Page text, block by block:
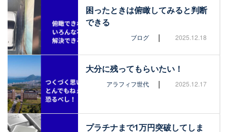
困ったときは俯瞰してみると判断
できる
ブログ | 2025.12.18
大分に残ってもらいたい！
アラフィフ世代 | 2025.12.17
プラチナまで1万円突破してしま